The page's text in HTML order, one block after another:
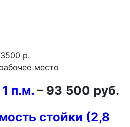
р.
место
п.м.– 93 500 руб.
стойки (2,8